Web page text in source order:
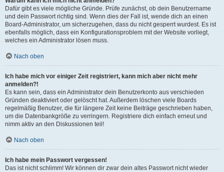
Dafür gibt es viele mögliche Gründe. Prüfe zunächst, ob dein Benutzername
und dein Passwort richtig sind. Wenn dies der Fall ist, wende dich an einen
Board-Administrator, um sicherzugehen, dass du nicht gesperrt wurdest. Es ist
ebenfalls möglich, dass ein Konfigurationsproblem mit der Website vorliegt,
welches ein Administrator lösen muss.
Nach oben
Ich habe mich vor einiger Zeit registriert, kann mich aber nicht mehr
anmelden?!
Es kann sein, dass ein Administrator dein Benutzerkonto aus verschieden
Gründen deaktiviert oder gelöscht hat. Außerdem löschen viele Boards
regelmäßig Benutzer, die für längere Zeit keine Beiträge geschrieben haben,
um die Datenbankgröße zu verringern. Registriere dich einfach erneut und
nimm aktiv an den Diskussionen teil!
Nach oben
Ich habe mein Passwort vergessen!
Das ist nicht schlimm! Wir können dir zwar dein altes Passwort nicht wieder